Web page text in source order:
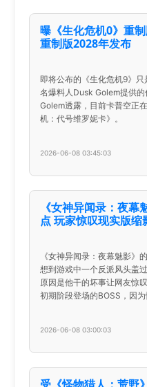
曝《生化危机0》重
重制版2028年发布
即将公布的《生化危机9》
名爆料人Dusk Golem提供
Golem透露，目前卡普空正
机：代号维罗妮卡》。
2026-06-08 03:45:03
《女神异闻录：夜
点 玩家惊叹现实版缩
《女神异闻录：夜幕魅影》
想到游戏中一个反派风头盖
原因是他干的坏事让网友惊
初期阶段登场的BOSS，因
2026-06-08 03:00:03